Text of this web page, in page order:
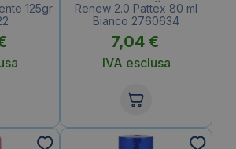
125gr
Renew 2.0 Pattex 80 ml
Bianco 2760634
7,04 €
IVA esclusa